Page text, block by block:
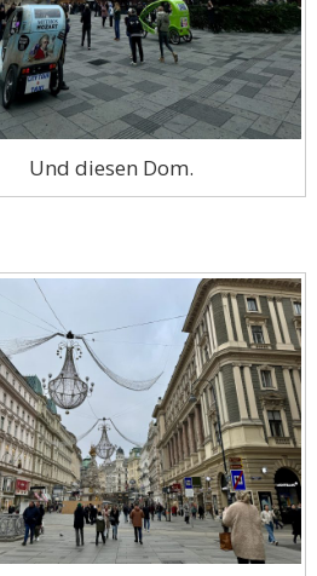
Und diesen Dom.